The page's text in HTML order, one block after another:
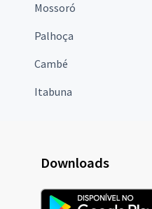
Mossoró
Palhoça
Cambé
Itabuna
Downloads